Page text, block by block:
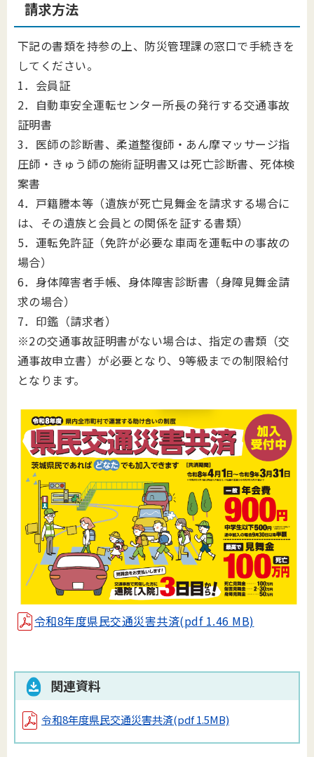
請求方法
下記の書類を持参の上、防災管理課の窓口で手続きを
してください。
1．会員証
2．自動車安全運転センター所長の発行する交通事故
証明書
3．医師の診断書、柔道整復師・あん摩マッサージ指
圧師・きゅう師の施術証明書又は死亡診断書、死体検
案書
4．戸籍謄本等（遺族が死亡見舞金を請求する場合に
は、その遺族と会員との関係を証する書類）
5．運転免許証（免許が必要な車両を運転中の事故の
場合）
6．身体障害者手帳、身体障害診断書（身障見舞金請
求の場合）
7．印鑑（請求者）
※2の交通事故証明書がない場合は、指定の書類（交
通事故申立書）が必要となり、9等級までの制限給付
となります。
令和8年度県民交通災害共済(pdf 1.46 MB)
関連資料
令和8年度県民交通災害共済(pdf 1.5MB)